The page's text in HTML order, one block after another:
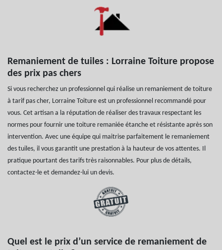
Remaniement de tuiles : Lorraine Toiture propose
des prix pas chers
Si vous recherchez un professionnel qui réalise un remaniement de toiture
à tarif pas cher, Lorraine Toiture est un professionnel recommandé pour
vous. Cet artisan a la réputation de réaliser des travaux respectant les
normes pour fournir une toiture remaniée étanche et résistante après son
intervention. Avec une équipe qui maitrise parfaitement le remaniement
des tuiles, il vous garantit une prestation à la hauteur de vos attentes. Il
pratique pourtant des tarifs très raisonnables. Pour plus de détails,
contactez-le et demandez-lui un devis.
Quel est le prix d’un service de remaniement de